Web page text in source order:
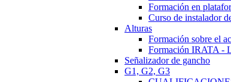
Formación en
Curso de instalador
Alturas
Formación sobre el
Formación IRATA -
Señalizador de gancho
G1, G2, G3